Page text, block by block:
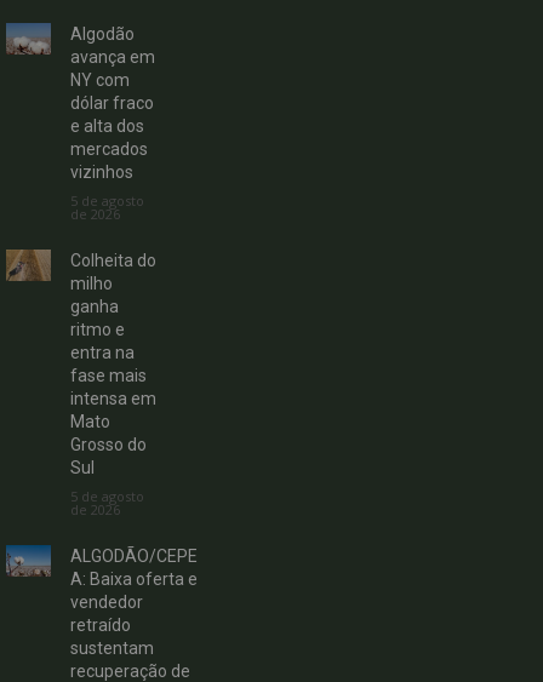
Algodão
avança em
NY com
dólar fraco
e alta dos
mercados
vizinhos
5 de agosto
de 2026
Colheita do
milho
ganha
ritmo e
entra na
fase mais
intensa em
Mato
Grosso do
Sul
5 de agosto
de 2026
ALGODÃO/CEPE
A: Baixa oferta e
vendedor
retraído
sustentam
recuperação de